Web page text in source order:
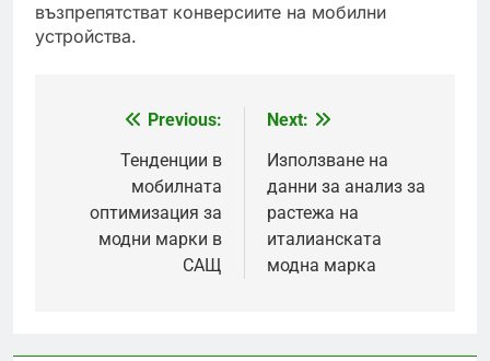
възпрепятстват конверсиите на мобилни
устройства.
navigation
Previous:
Тенденции в
мобилната
оптимизация за
модни марки в
САЩ
Next:
Използване на
данни за анализ за
растежа на
италианската
модна марка